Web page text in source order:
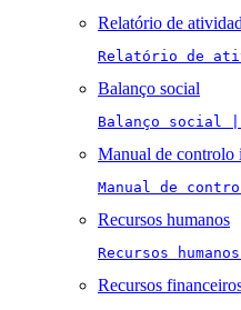
Relatório de
Relatório de
Balanço social
Balanço social
Manual de controlo
Manual de
Recursos humanos
Recursos
Recursos